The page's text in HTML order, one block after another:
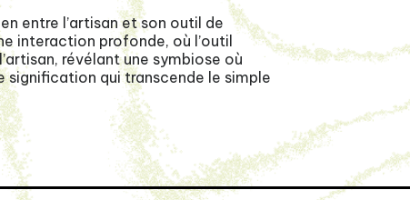
entre l’artisan et son outil de
interaction profonde, où l’outil
révélant une symbiose où
signification qui transcende le simple